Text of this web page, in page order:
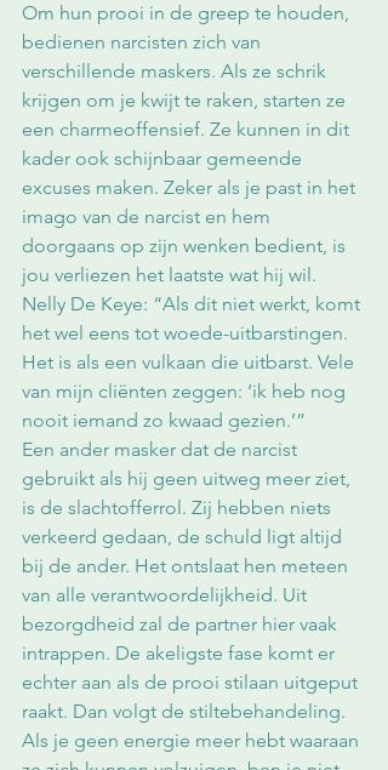
Om hun prooi in de greep te houden,
bedienen narcisten zich van
verschillende maskers. Als ze schrik
krijgen om je kwijt te raken, starten ze
een charmeoffensief. Ze kunnen in dit
kader ook schijnbaar gemeende
excuses maken. Zeker als je past in het
imago van de narcist en hem
doorgaans op zijn wenken bedient, is
jou verliezen het laatste wat hij wil.
Nelly De Keye: “Als dit niet werkt, komt
het wel eens tot woede-uitbarstingen.
Het is als een vulkaan die uitbarst. Vele
van mijn cliënten zeggen: ‘ik heb nog
nooit iemand zo kwaad gezien.’”
Een ander masker dat de narcist
gebruikt als hij geen uitweg meer ziet,
is de slachtofferrol. Zij hebben niets
verkeerd gedaan, de schuld ligt altijd
bij de ander. Het ontslaat hen meteen
van alle verantwoordelijkheid. Uit
bezorgdheid zal de partner hier vaak
intrappen. De akeligste fase komt er
echter aan als de prooi stilaan uitgeput
raakt. Dan volgt de stiltebehandeling.
Als je geen energie meer hebt waaraan